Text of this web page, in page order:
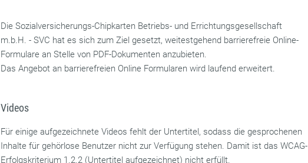
Die Sozialversicherungs-Chipkarten Betriebs- und Errichtungsgesellschaft
m.b.H. - SVC hat es sich zum Ziel gesetzt, weitestgehend barrierefreie Online-
Formulare an Stelle von PDF-Dokumenten anzubieten.
Das Angebot an barrierefreien Online Formularen wird laufend erweitert.
Videos
Für einige aufgezeichnete Videos fehlt der Untertitel, sodass die gesprochenen
Inhalte für gehörlose Benutzer nicht zur Verfügung stehen. Damit ist das WCAG-
Erfolgskriterium 1.2.2 (Untertitel aufgezeichnet) nicht erfüllt.